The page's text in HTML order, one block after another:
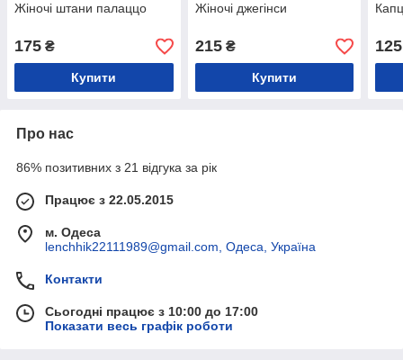
Жіночі штани палаццо
175 ₴
Купити
Жіночі джегінси
215₴
Купити
125
Про нас
86% позитивних з 21 відгука за рік
Працює з 22.05.2015
м. Одеса
lenchhik22111989@gmail.com, Одеса, Україна
Контакти
Сьогодні працює з 10:00 до 17:00
Показати весь графік роботи